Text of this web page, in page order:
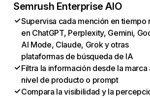
Semrush Enterprise AIO
Supervisa cada mención en tiempo
en ChatGPT, Perplexity, Gemini,
AI Mode, Claude, Grok y otras
plataformas de búsqueda de IA
Filtra la información desde la marca
nivel de producto o prompt
Compara la visibilidad y la